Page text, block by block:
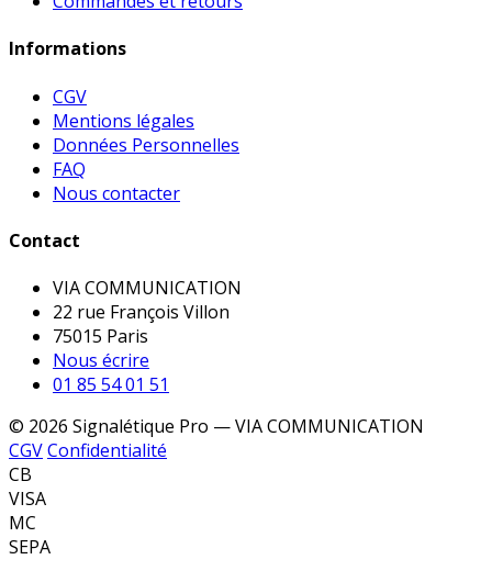
Informations
CGV
Mentions légales
Données Personnelles
FAQ
Nous contacter
Contact
VIA COMMUNICATION
22 rue François Villon
75015 Paris
Nous écrire
01 85 54 01 51
© 2026 Signalétique Pro — VIA COMMUNICATION
CGVConfidentialité
CB
VISA
MC
SEPA